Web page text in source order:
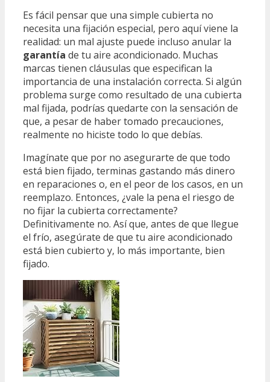
Es fácil pensar que una simple cubierta no
necesita una fijación especial, pero aquí viene la
realidad: un mal ajuste puede incluso anular la
garantía de tu aire acondicionado. Muchas
marcas tienen cláusulas que especifican la
importancia de una instalación correcta. Si algún
problema surge como resultado de una cubierta
mal fijada, podrías quedarte con la sensación de
que, a pesar de haber tomado precauciones,
realmente no hiciste todo lo que debías.
Imagínate que por no asegurarte de que todo
está bien fijado, terminas gastando más dinero
en reparaciones o, en el peor de los casos, en un
reemplazo. Entonces, ¿vale la pena el riesgo de
no fijar la cubierta correctamente?
Definitivamente no. Así que, antes de que llegue
el frío, asegúrate de que tu aire acondicionado
está bien cubierto y, lo más importante, bien
fijado.